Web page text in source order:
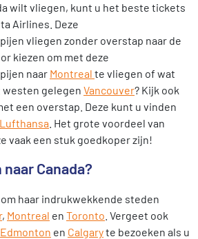
wilt vliegen, kunt u het beste tickets
Airlines. Deze
vliegen zonder overstap naar de
kiezen om met deze
naar Montreal te vliegen of wat
westen gelegen Vancouver? Kijk ook
een overstap. Deze kunt u vinden
Lufthansa . Het grote voordeel van
vaak een stuk goedkoper zijn!
Canada?
haar indrukwekkende steden
, Montreal en Toronto . Vergeet ook
Edmonton en Calgaryte bezoeken als u